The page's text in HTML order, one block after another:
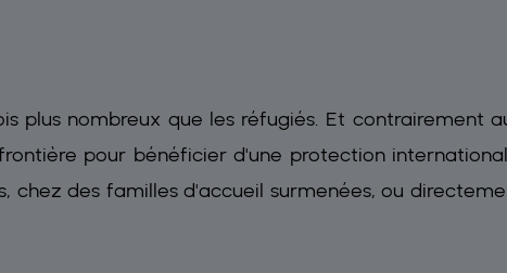
plus nombreux que les réfugiés. Et contrairement
pour bénéficier d'une protection
chez des familles d'accueil surmenées, ou